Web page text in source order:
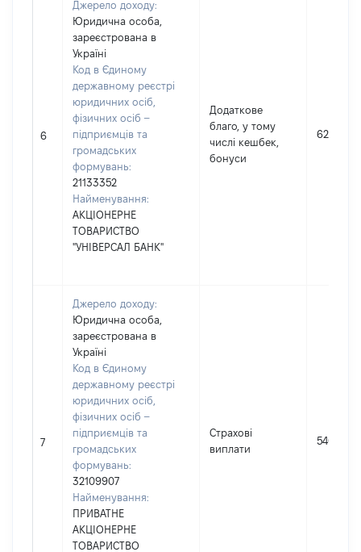
6
Джерело доходу:
Юридична особа,
зареєстрована в
Україні
Код в Єдиному
державному реєстрі
юридичних осіб,
фізичних осіб –
підприємців та
громадських
формувань:
21133352
Найменування:
АКЦІОНЕРНЕ
ТОВАРИСТВО
"УНІВЕРСАЛ БАНК"
Додаткове
благо, у тому
числі кешбек,
бонуси
62
7
Джерело доходу:
Юридична особа,
зареєстрована в
Україні
Код в Єдиному
державному реєстрі
юридичних осіб,
фізичних осіб –
підприємців та
громадських
формувань:
32109907
Найменування:
ПРИВАТНЕ
АКЦІОНЕРНЕ
ТОВАРИСТВО
Страхові
виплати
5400